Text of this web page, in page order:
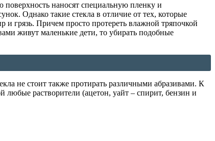
поверхность наносят специальную пленку и
Однако такие стекла в отличие от тех, которые
грязь. Причем просто протереть влажной тряпочкой
живут маленькие дети, то убирать подобные
не стоит также протирать различными абразивами. К
растворители (ацетон, уайт – спирит, бензин и